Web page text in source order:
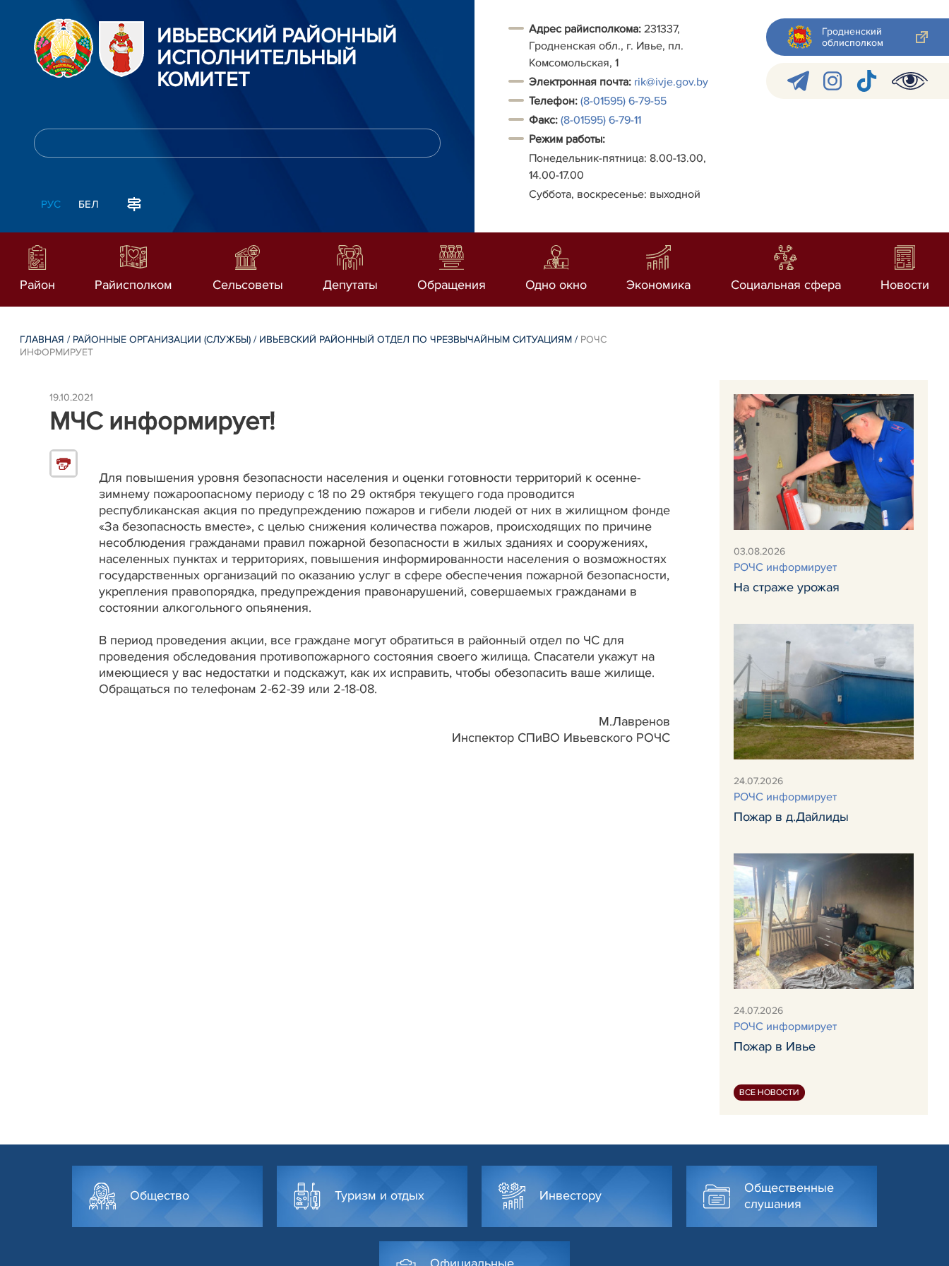
ИВЬЕВСКИЙ РАЙОННЫЙ
ИСПОЛНИТЕЛЬНЫЙ
КОМИТЕТ
РУС БЕЛ
Адрес райисполкома: 231337,
Гродненская обл., г. Ивье, пл.
Комсомольская, 1
Электронная почта: rik@ivje.gov.by
Телефон: (8-01595) 6-79-55
Факс: (8-01595) 6-79-11
Режим работы:
Понедельник-пятница: 8.00-13.00,
14.00-17.00
Суббота, воскресенье: выходной
Гродненский
облисполком
Район Райисполком Сельсоветы Депутаты Обращения Одно окно Экономика Социальная сфера Новости
ГЛАВНАЯ / РАЙОННЫЕ ОРГАНИЗАЦИИ (СЛУЖБЫ) / ИВЬЕВСКИЙ РАЙОННЫЙ ОТДЕЛ ПО ЧРЕЗВЫЧАЙНЫМ СИТУАЦИЯМ / РОЧС
ИНФОРМИРУЕТ
19.10.2021
МЧС информирует!
Для повышения уровня безопасности населения и оценки готовности территорий к осенне-
зимнему пожароопасному периоду с 18 по 29 октября текущего года проводится
республиканская акция по предупреждению пожаров и гибели людей от них в жилищном фонде
«За безопасность вместе», с целью снижения количества пожаров, происходящих по причине
несоблюдения гражданами правил пожарной безопасности в жилых зданиях и сооружениях,
населенных пунктах и территориях, повышения информированности населения о возможностях
государственных организаций по оказанию услуг в сфере обеспечения пожарной безопасности,
укрепления правопорядка, предупреждения правонарушений, совершаемых гражданами в
состоянии алкогольного опьянения.
В период проведения акции, все граждане могут обратиться в районный отдел по ЧС для
проведения обследования противопожарного состояния своего жилища. Спасатели укажут на
имеющиеся у вас недостатки и подскажут, как их исправить, чтобы обезопасить ваше жилище.
Обращаться по телефонам 2-62-39 или 2-18-08.
М.Лавренов
Инспектор СПиВО Ивьевского РОЧС
03.08.2026
РОЧС информирует
На страже урожая
24.07.2026
РОЧС информирует
Пожар в д.Дайлиды
24.07.2026
РОЧС информирует
Пожар в Ивье
ВСЕ НОВОСТИ
Общество Туризм и отдых Инвестору
Общественные
слушания